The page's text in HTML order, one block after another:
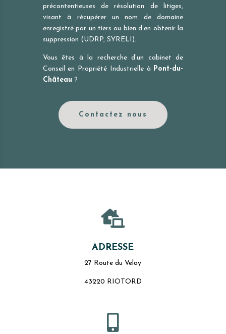
précontentieuses de résolution de litiges,
visant à récupérer un nom de domaine
enregistré par un tiers ou bien d’en obtenir la
suppression (UDRP, SYRELI).
Vous êtes à la recherche d’un cabinet de
Conseil en Propriété Industrielle à Pont-du-
Château ?
Contactez nous

ADRESSE
27 Route du Velay
43220 RIOTORD
